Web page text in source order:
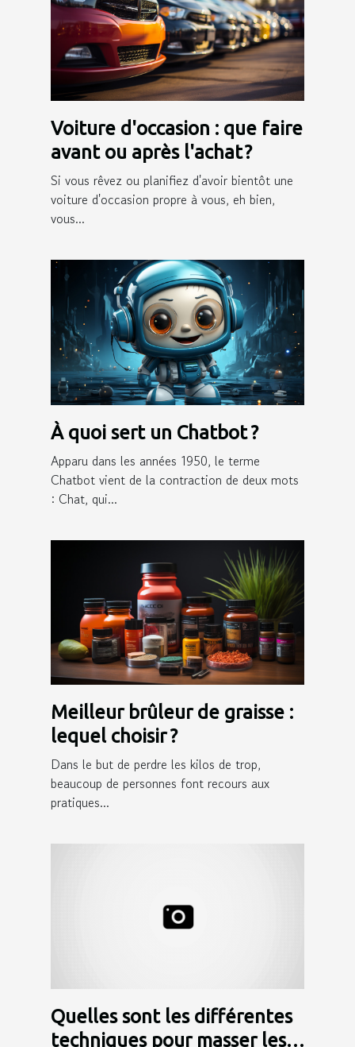
Voiture d'occasion : que faire
avant ou après l'achat ?
Si vous rêvez ou planifiez d'avoir bientôt une
voiture d'occasion propre à vous, eh bien,
vous...
À quoi sert un Chatbot ?
Apparu dans les années 1950, le terme
Chatbot vient de la contraction de deux mots
: Chat, qui...
Meilleur brûleur de graisse :
lequel choisir ?
Dans le but de perdre les kilos de trop,
beaucoup de personnes font recours aux
pratiques...
Quelles sont les différentes
techniques pour masser les